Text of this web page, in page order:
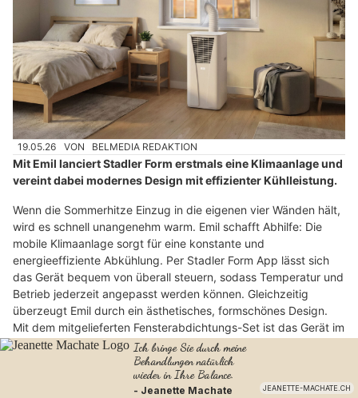
19.05.26 VON BELMEDIA REDAKTION
Mit Emil lanciert Stadler Form erstmals eine Klimaanlage und
vereint dabei modernes Design mit effizienter Kühlleistung.
Wenn die Sommerhitze Einzug in die eigenen vier Wänden hält,
wird es schnell unangenehm warm. Emil schafft Abhilfe: Die
mobile Klimaanlage sorgt für eine konstante und
energieeffiziente Abkühlung. Per Stadler Form App lässt sich
das Gerät bequem von überall steuern, sodass Temperatur und
Betrieb jederzeit angepasst werden können. Gleichzeitig
überzeugt Emil durch ein ästhetisches, formschönes Design.
Mit dem mitgelieferten Fensterabdichtungs-Set ist das Gerät im
Handumdrehen einsatzbereit.